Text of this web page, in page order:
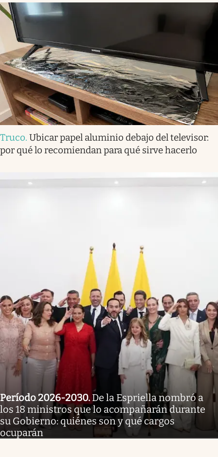
Truco. Ubicar papel aluminio debajo del televisor:
por qué lo recomiendan para qué sirve hacerlo
Período 2026-2030. De la Espriella nombró a
los 18 ministros que lo acompañarán durante
su Gobierno: quiénes son y qué cargos
ocuparán